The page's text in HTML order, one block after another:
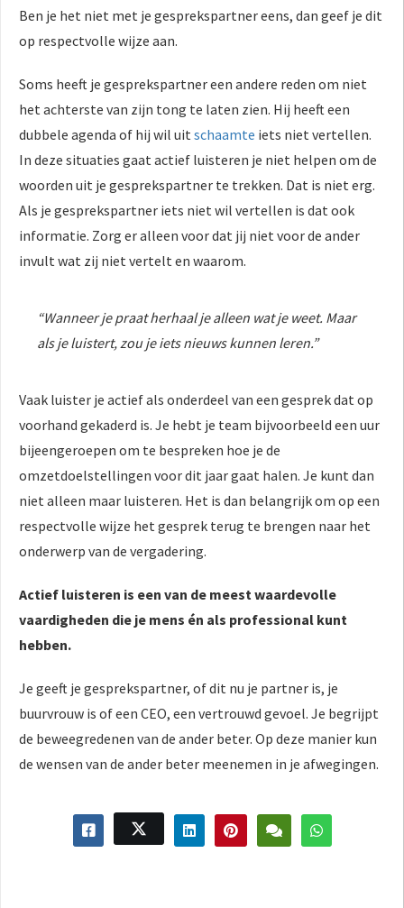
Ben je het niet met je gesprekspartner eens, dan geef je dit
op respectvolle wijze aan.
Soms heeft je gesprekspartner een andere reden om niet
het achterste van zijn tong te laten zien. Hij heeft een
dubbele agenda of hij wil uit schaamte iets niet vertellen.
In deze situaties gaat actief luisteren je niet helpen om de
woorden uit je gesprekspartner te trekken. Dat is niet erg.
Als je gesprekspartner iets niet wil vertellen is dat ook
informatie. Zorg er alleen voor dat jij niet voor de ander
invult wat zij niet vertelt en waarom.
“Wanneer je praat herhaal je alleen wat je weet. Maar
als je luistert, zou je iets nieuws kunnen leren.”
Vaak luister je actief als onderdeel van een gesprek dat op
voorhand gekaderd is. Je hebt je team bijvoorbeeld een uur
bijeengeroepen om te bespreken hoe je de
omzetdoelstellingen voor dit jaar gaat halen. Je kunt dan
niet alleen maar luisteren. Het is dan belangrijk om op een
respectvolle wijze het gesprek terug te brengen naar het
onderwerp van de vergadering.
Actief luisteren is een van de meest waardevolle
vaardigheden die je mens én als professional kunt
hebben.
Je geeft je gesprekspartner, of dit nu je partner is, je
buurvrouw is of een CEO, een vertrouwd gevoel. Je begrijpt
de beweegredenen van de ander beter. Op deze manier kun
de wensen van de ander beter meenemen in je afwegingen.